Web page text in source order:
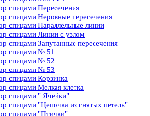
спицами Пересечения
спицами Неровные пересечения
спицами Параллельные линии
спицами Линии с узлом
спицами Запутанные пересечения
спицами № 51
спицами № 52
спицами № 53
спицами Корзинка
спицами Мелкая клетка
спицами " Ячейки"
спицами "Цепочка из снятых петель"
спицами "Птички"